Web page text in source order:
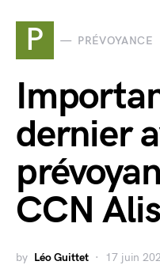
P PRÉVOYANCE
dernier
CCN
by Léo Guittet 17 juin